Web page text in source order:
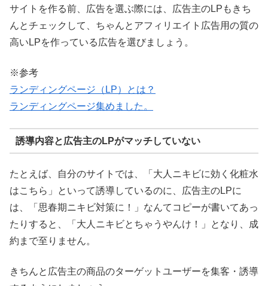
サイトを作る前、広告を選ぶ際には、広告主のLPもきち
んとチェックして、ちゃんとアフィリエイト広告用の質の
高いLPを作っている広告を選びましょう。
※参考
ランディングページ（LP）とは？
ランディングページ集めました。
誘導内容と広告主のLPがマッチしていない
たとえば、自分のサイトでは、「大人ニキビに効く化粧水
はこちら」といって誘導しているのに、広告主のLPに
は、「思春期ニキビ対策に！」なんてコピーが書いてあっ
たりすると、「大人ニキビとちゃうやんけ！」となり、成
約まで至りません。
きちんと広告主の商品のターゲットユーザーを集客・誘導